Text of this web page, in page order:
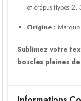
et crépus (types 2,
Origine : Marque
Sublimez votre
boucles pleines